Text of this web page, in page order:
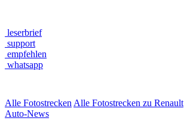
leserbrief
support
empfehlen
whatsapp
Alle Fotostrecken Alle Fotostrecken zu Renault
Auto-News